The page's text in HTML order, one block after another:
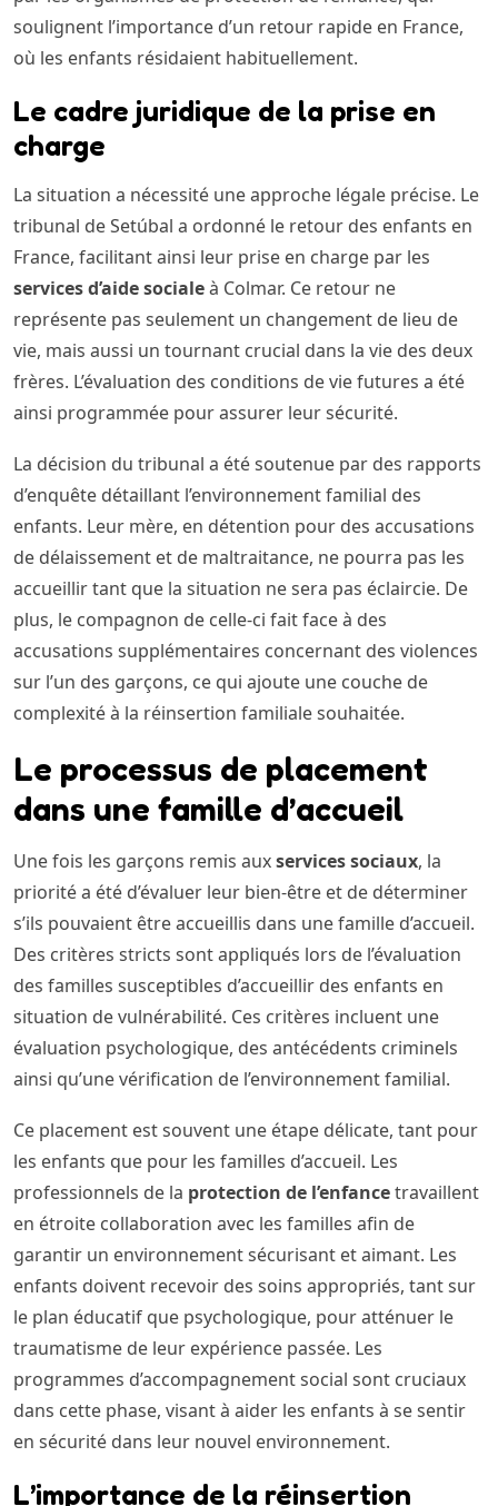
soulignent l’importance d’un retour rapide en France,
où les enfants résidaient habituellement.
Le cadre juridique de la prise en
charge
La situation a nécessité une approche légale précise. Le
tribunal de Setúbal a ordonné le retour des enfants en
France, facilitant ainsi leur prise en charge par les
services d’aide socialeà Colmar. Ce retour ne
représente pas seulement un changement de lieu de
vie, mais aussi un tournant crucial dans la vie des deux
frères. L’évaluation des conditions de vie futures a été
ainsi programmée pour assurer leur sécurité.
La décision du tribunal a été soutenue par des rapports
d’enquête détaillant l’environnement familial des
enfants. Leur mère, en détention pour des accusations
de délaissement et de maltraitance, ne pourra pas les
accueillir tant que la situation ne sera pas éclaircie. De
plus, le compagnon de celle-ci fait face à des
accusations supplémentaires concernant des violences
sur l’un des garçons, ce qui ajoute une couche de
complexité à la réinsertion familiale souhaitée.
Le processus de placement
dans une famille d’accueil
Une fois les garçons remis auxservices sociaux, la
priorité a été d’évaluer leur bien-être et de déterminer
s’ils pouvaient être accueillis dans une famille d’accueil.
Des critères stricts sont appliqués lors de l’évaluation
des familles susceptibles d’accueillir des enfants en
situation de vulnérabilité. Ces critères incluent une
évaluation psychologique, des antécédents criminels
ainsi qu’une vérification de l’environnement familial.
Ce placement est souvent une étape délicate, tant pour
les enfants que pour les familles d’accueil. Les
professionnels de la protection de l’enfancetravaillent
en étroite collaboration avec les familles afin de
garantir un environnement sécurisant et aimant. Les
enfants doivent recevoir des soins appropriés, tant sur
le plan éducatif que psychologique, pour atténuer le
traumatisme de leur expérience passée. Les
programmes d’accompagnement social sont cruciaux
dans cette phase, visant à aider les enfants à se sentir
en sécurité dans leur nouvel environnement.
L’importance de la réinsertion